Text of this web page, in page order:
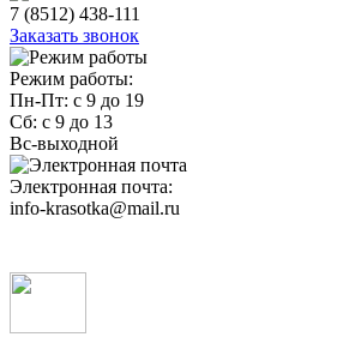
7 (8512) 438-111
Заказать звонок
Режим работы:
Пн-Пт: с 9 до 19
Сб: с 9 до 13
Вс-выходной
Электронная почта:
info-krasotka@mail.ru